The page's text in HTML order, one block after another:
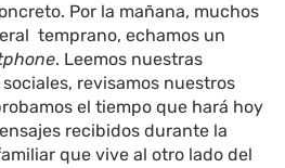
Por la mañana, muchos
temprano, echamos un
. Leemos nuestras
revisamos nuestros
el tiempo que hará hoy
recibidos durante la
que vive al otro lado del